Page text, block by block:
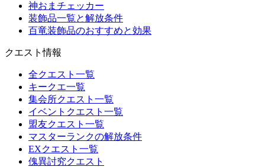
神おまチェッカー
装飾品一覧と解放条件
百竜装飾品のおすすめと効果
クエスト情報
全クエスト一覧
キークエ一覧
集会所クエスト一覧
イベントクエスト一覧
盟友クエスト一覧
マスターランクの解放条件
EXクエスト一覧
傀異討究クエスト